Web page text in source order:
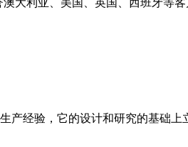
产经验，它的设计和研究的基础